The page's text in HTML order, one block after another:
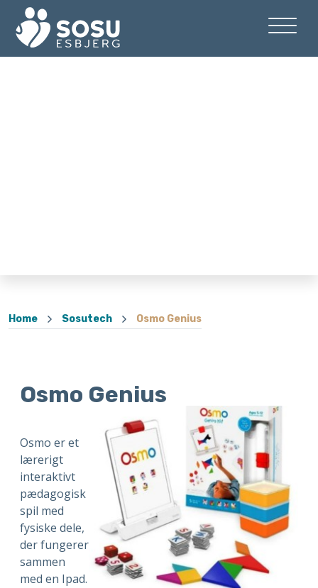
Home Sosutech Osmo Genius
Osmo Genius
Osmo er et
lærerigt
interaktivt
pædagogisk
spil med
fysiske dele,
der fungerer
sammen
med en Ipad.